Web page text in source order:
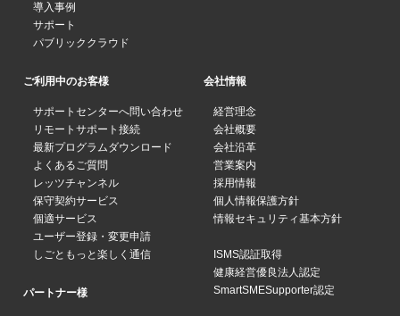
導入事例
サポート
パブリッククラウド
ご利用中のお客様
サポートセンターへ問い合わせ
リモートサポート接続
最新プログラムダウンロード
よくあるご質問
レッツチャンネル
保守契約サービス
個適サービス
ユーザー登録・変更申請
しごともっと楽しく通信
パートナー様
会社情報
経営理念
会社概要
会社沿革
営業案内
採用情報
個人情報保護方針
情報セキュリティ基本方針
ISMS認証取得
健康経営優良法人認定
SmartSMESupporter認定